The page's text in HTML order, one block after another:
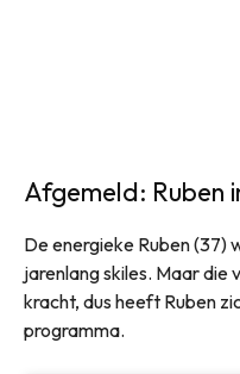
Afgemeld: Ruben
De energieke Ruben (37)
jarenlang skiles. Maar die
kracht, dus heeft Ruben
programma.